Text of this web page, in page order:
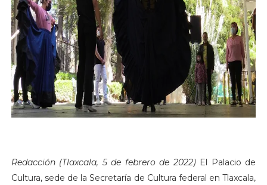
Redacción (Tlaxcala, 5 de febrero de 2022) El Palacio de
Cultura, sede de la Secretaría de Cultura federal en Tlaxcala,